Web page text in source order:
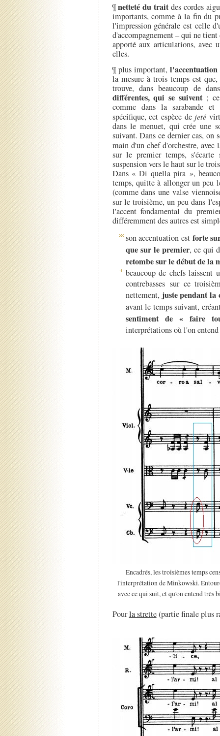
¶netteté du traitdes cordes
importants, comme à la fin du
l'impression générale est celle
d'accompagnement – qui ne
apporté aux articulations, avec
elles.
¶ plus important,
la mesure à trois temps est
trouve, dans beaucoup de
différentes, qui se suivent; ce
comme dans la sarabande
spécifique, cet espèce de jeté
dans le menuet, qui crée une
suivant. Dans ce dernier cas, on
main d'un chef d'orchestre, avec
sur le premier temps,
suspension vers le haut sur le
Dans « Di quella pira »,
temps, quitte à allonger un peu
(comme dans une valse
sur le troisième, un peu dans
l'accent fondamental du
différemment des autres est
son accentuation est forte
que sur le premier, ce qui
retombe sur le début de la
beaucoup de chefs laissent
contrebasses sur ce
nettement, juste pendant la
avant le temps suivant,
sentiment de « faire
interprétations où l'on
Encadrés, les troisièmes temps
l'interprétation de Minkowski.
avec ce qui suit, et qu'on entend très
Pourla strette(partie finale plus